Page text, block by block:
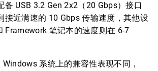
备 USB 3.2 Gen 2x2（20 Gbps）接口
接近满速的 10 Gbps 传输速度，其他设
Framework 笔记本的速度则在 6-7
系统上的兼容性表现不同，